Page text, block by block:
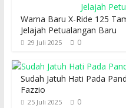
Warna Baru X-Ride 125
Jelajah Petualangan Baru
29 Juli 2025 0
Sudah Jatuh Hati Pada
Fazzio
25 Juli 2025 0